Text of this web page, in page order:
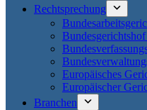
Rechtsprechung
Europäisches
Europäischer
Branchen